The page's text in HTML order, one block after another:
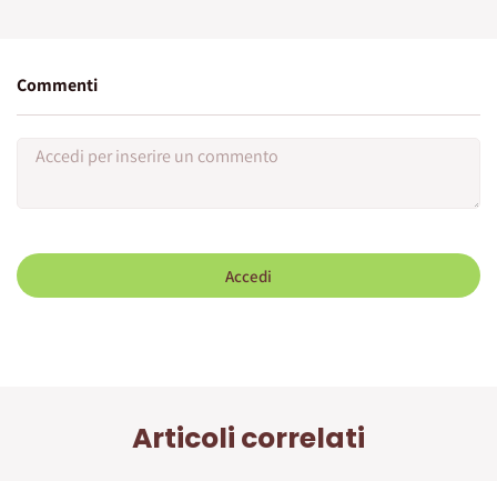
Commenti
Accedi
Articoli correlati